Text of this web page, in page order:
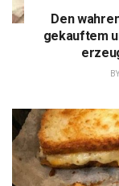
Den
gekauftem
BY